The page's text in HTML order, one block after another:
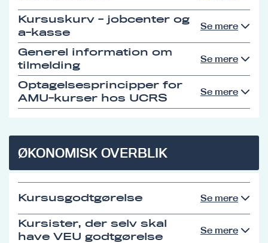
Kursuskurv - jobcenter og
a-kasse
Se mere
Generel information om
tilmelding
Se mere
Optagelsesprincipper for
AMU-kurser hos UCRS
Se mere
ØKONOMISK OVERBLIK
Kursusgodtgørelse Se mere
Kursister, der selv skal
have VEU godtgørelse
Se mere